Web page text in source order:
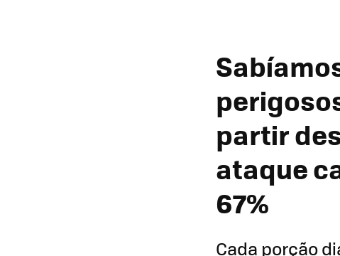
partir
ataque
67%
Cada porção